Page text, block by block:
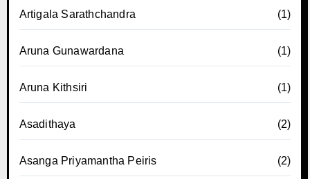
Artigala Sarathchandra (1)
Aruna Gunawardana (1)
Aruna Kithsiri (1)
Asadithaya (2)
Asanga Priyamantha Peiris (2)